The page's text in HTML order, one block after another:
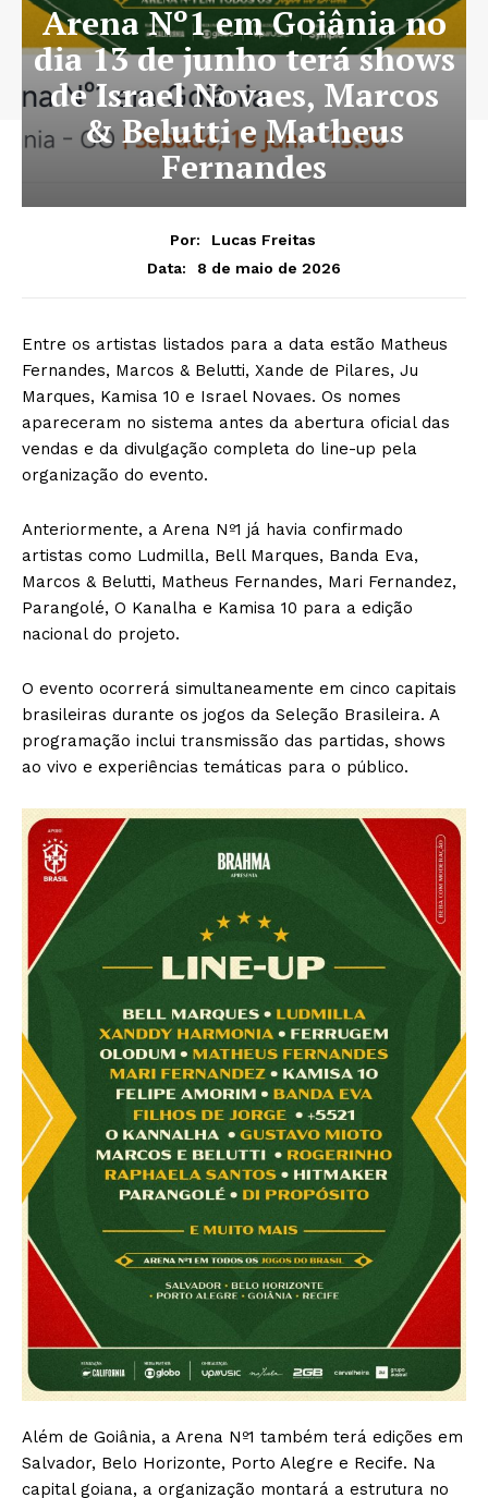
Arena Nº1 em Goiânia no
dia 13 de junho terá shows
de Israel Novaes, Marcos
& Belutti e Matheus
Fernandes
Por:
Lucas Freitas
Data:
8 de maio de 2026
Entre os artistas listados para a data estão Matheus
Fernandes, Marcos & Belutti, Xande de Pilares, Ju
Marques, Kamisa 10 e Israel Novaes. Os nomes
apareceram no sistema antes da abertura oficial das
vendas e da divulgação completa do line-up pela
organização do evento.
Anteriormente, a Arena Nº1 já havia confirmado
artistas como Ludmilla, Bell Marques, Banda Eva,
Marcos & Belutti, Matheus Fernandes, Mari Fernandez,
Parangolé, O Kanalha e Kamisa 10 para a edição
nacional do projeto.
O evento ocorrerá simultaneamente em cinco capitais
brasileiras durante os jogos da Seleção Brasileira. A
programação inclui transmissão das partidas, shows
ao vivo e experiências temáticas para o público.
Além de Goiânia, a Arena Nº1 também terá edições em
Salvador, Belo Horizonte, Porto Alegre e Recife. Na
capital goiana, a organização montará a estrutura no